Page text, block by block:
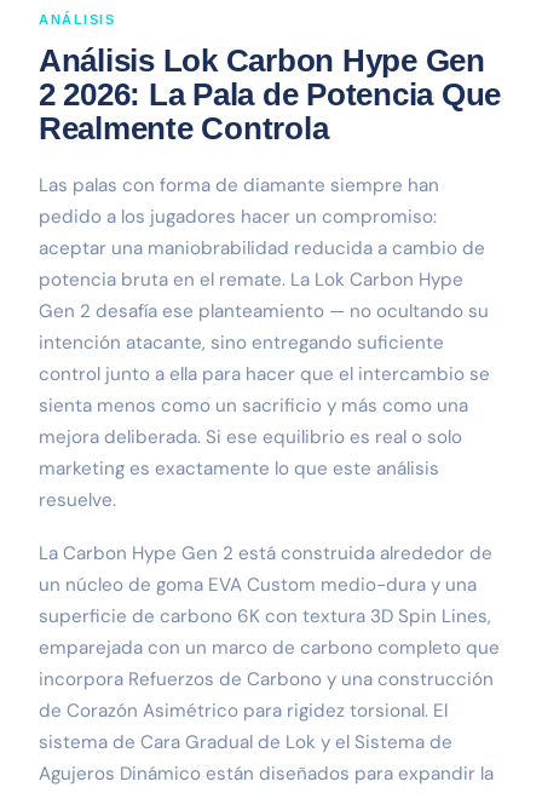
ANÁLISIS
Análisis Lok Carbon Hype Gen
2 2026: La Pala de Potencia Que
Realmente Controla
Las palas con forma de diamante siempre han
pedido a los jugadores hacer un compromiso:
aceptar una maniobrabilidad reducida a cambio de
potencia bruta en el remate. La Lok Carbon Hype
Gen 2 desafía ese planteamiento — no ocultando su
intención atacante, sino entregando suficiente
control junto a ella para hacer que el intercambio se
sienta menos como un sacrificio y más como una
mejora deliberada. Si ese equilibrio es real o solo
marketing es exactamente lo que este análisis
resuelve.
La Carbon Hype Gen 2 está construida alrededor de
un núcleo de goma EVA Custom medio-dura y una
superficie de carbono 6K con textura 3D Spin Lines,
emparejada con un marco de carbono completo que
incorpora Refuerzos de Carbono y una construcción
de Corazón Asimétrico para rigidez torsional. El
sistema de Cara Gradual de Lok y el Sistema de
Agujeros Dinámico están diseñados para expandir la